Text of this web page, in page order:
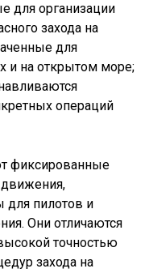
для организации
захода на
для
и на открытом море;
операций
фиксированные
пилотов и
Они отличаются
точностью
захода на